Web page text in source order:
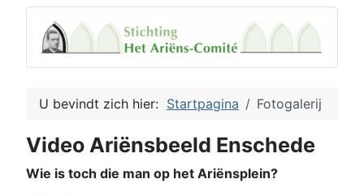
U bevindt zich hier: Startpagina Fotogalerij
Video Ariënsbeeld Enschede
Wie is toch die man op het Ariënsplein?